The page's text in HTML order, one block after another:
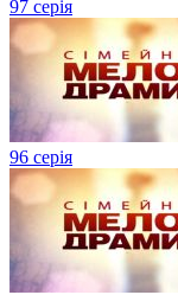
97 серія
96 серія